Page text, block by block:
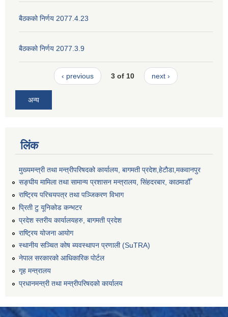
बैठकको निर्णय 2077.4.23
बैठकको निर्णय 2077.3.9
‹ previous 3 of 10 next ›
अन्य
लिंक
मुख्यमन्त्री तथा मन्त्रीपरिषदको कार्यालय, बागमती प्रदेश,हेटाैडा,मकवानपुर
सङ्‍घीय मामिला तथा सामान्य प्रशासन मन्त्रालय, सिंहदरबार, काठमाडौँ
राष्ट्रिय परिचयपत्र तथा पञ्जिकरण विभाग
प्रिती टु यूनिकोड कन्भटर
प्रदेश स्तरीय कार्यालयहरु, बागमती प्रदेश
राष्ट्रिय योजना आयोग
स्थानीय सञ्चित कोष ब्यवस्थापन प्रणाली (SuTRA)
नेपाल सरकारको आधिकारिक पोर्टल
गृह मन्त्रालय
प्रधानमन्त्री तथा मन्त्रीपरिषदको कार्यालय